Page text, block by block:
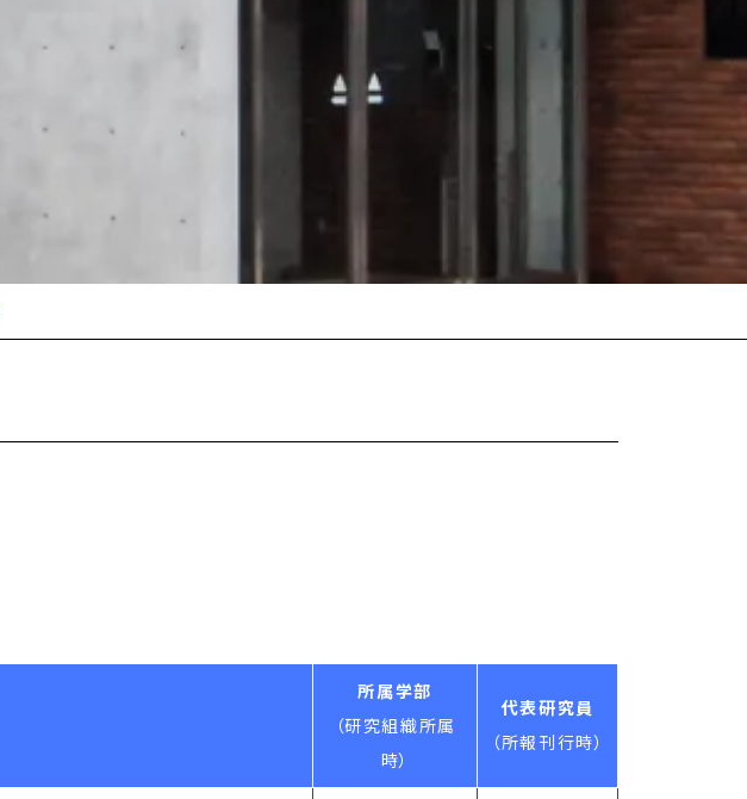
所属学部
（研究組織所属
時）
代表研究員
（所報刊行時）